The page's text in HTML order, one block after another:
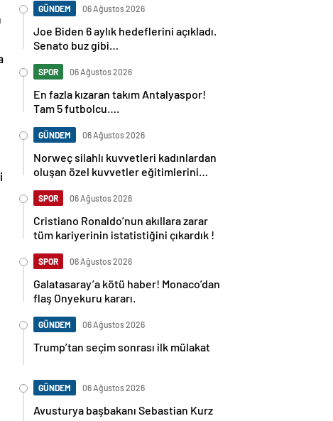
Joe Biden 6 aylık hedeflerini açıkladı.
Senato buz gibi…
En fazla kızaran takım Antalyaspor!
Tam 5 futbolcu….
Norweç silahlı kuvvetleri kadınlardan
oluşan özel kuvvetler eğitimlerini
başlattı.
Cristiano Ronaldo’nun akıllara zarar
tüm kariyerinin istatistiğini çıkardık !
Galatasaray’a kötü haber! Monaco’dan
flaş Onyekuru kararı.
Trump’tan seçim sonrası ilk mülakat
Avusturya başbakanı Sebastian Kurz
ile ilgili bilinmeyenler